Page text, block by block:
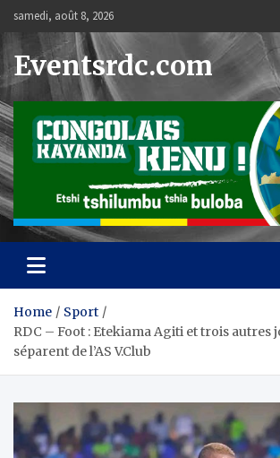
content
samedi, août 8, 2026
Eventsrdc.com
Home
Sport
RDC – Foot : Etekiama Agiti et trois autres
séparent de l’AS V.Club